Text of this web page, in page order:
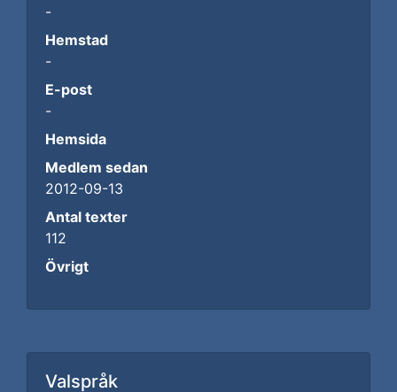
-
Hemstad
-
E-post
-
Hemsida
Medlem sedan
2012-09-13
Antal texter
112
Övrigt
Valspråk